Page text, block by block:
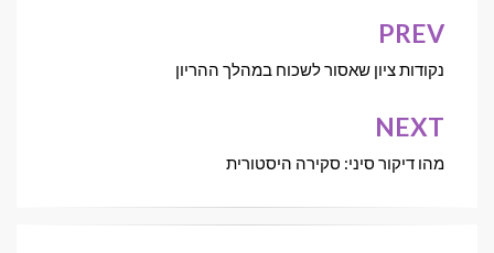
ניווט
PREV
נקודות ציון שאסור לשכוח במהלך ההריון
NEXT
מהו דיקור סיני: סקירה היסטורית